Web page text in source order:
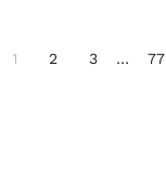
1 2 3 … 77